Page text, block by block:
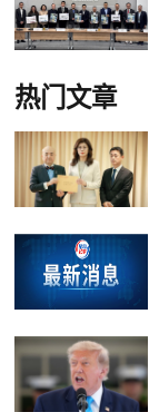
热门文章